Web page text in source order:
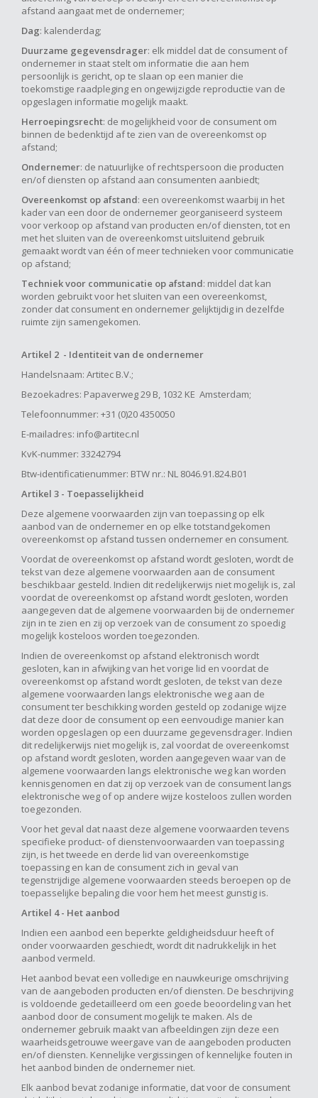
afstand aangaat met de ondernemer;
Dag: kalenderdag;
Duurzame gegevensdrager: elk middel dat de consument of
ondernemer in staat stelt om informatie die aan hem
persoonlijk is gericht, op te slaan op een manier die
toekomstige raadpleging en ongewijzigde reproductie van de
opgeslagen informatie mogelijk maakt.
Herroepingsrecht: de mogelijkheid voor de consument om
binnen de bedenktijd af te zien van de overeenkomst op
afstand;
Ondernemer: de natuurlijke of rechtspersoon die producten
en/of diensten op afstand aan consumenten aanbiedt;
Overeenkomst op afstand: een overeenkomst waarbij in het
kader van een door de ondernemer georganiseerd systeem
voor verkoop op afstand van producten en/of diensten, tot en
met het sluiten van de overeenkomst uitsluitend gebruik
gemaakt wordt van één of meer technieken voor communicatie
op afstand;
Techniek voor communicatie op afstand: middel dat kan
worden gebruikt voor het sluiten van een overeenkomst,
zonder dat consument en ondernemer gelijktijdig in dezelfde
ruimte zijn samengekomen.
Artikel 2 - Identiteit van de ondernemer
Handelsnaam: Artitec B.V.;
Bezoekadres: Papaverweg 29 B, 1032 KE Amsterdam;
Telefoonnummer: +31 (0)20 4350050
E-mailadres: info@artitec.nl
KvK-nummer: 33242794
Btw-identificatienummer: BTW nr.: NL 8046.91.824.B01
Artikel 3 - Toepasselijkheid
Deze algemene voorwaarden zijn van toepassing op elk
aanbod van de ondernemer en op elke totstandgekomen
overeenkomst op afstand tussen ondernemer en consument.
Voordat de overeenkomst op afstand wordt gesloten, wordt de
tekst van deze algemene voorwaarden aan de consument
beschikbaar gesteld. Indien dit redelijkerwijs niet mogelijk is, zal
voordat de overeenkomst op afstand wordt gesloten, worden
aangegeven dat de algemene voorwaarden bij de ondernemer
zijn in te zien en zij op verzoek van de consument zo spoedig
mogelijk kosteloos worden toegezonden.
Indien de overeenkomst op afstand elektronisch wordt
gesloten, kan in afwijking van het vorige lid en voordat de
overeenkomst op afstand wordt gesloten, de tekst van deze
algemene voorwaarden langs elektronische weg aan de
consument ter beschikking worden gesteld op zodanige wijze
dat deze door de consument op een eenvoudige manier kan
worden opgeslagen op een duurzame gegevensdrager. Indien
dit redelijkerwijs niet mogelijk is, zal voordat de overeenkomst
op afstand wordt gesloten, worden aangegeven waar van de
algemene voorwaarden langs elektronische weg kan worden
kennisgenomen en dat zij op verzoek van de consument langs
elektronische weg of op andere wijze kosteloos zullen worden
toegezonden.
Voor het geval dat naast deze algemene voorwaarden tevens
specifieke product- of dienstenvoorwaarden van toepassing
zijn, is het tweede en derde lid van overeenkomstige
toepassing en kan de consument zich in geval van
tegenstrijdige algemene voorwaarden steeds beroepen op de
toepasselijke bepaling die voor hem het meest gunstig is.
Artikel 4 - Het aanbod
Indien een aanbod een beperkte geldigheidsduur heeft of
onder voorwaarden geschiedt, wordt dit nadrukkelijk in het
aanbod vermeld.
Het aanbod bevat een volledige en nauwkeurige omschrijving
van de aangeboden producten en/of diensten. De beschrijving
is voldoende gedetailleerd om een goede beoordeling van het
aanbod door de consument mogelijk te maken. Als de
ondernemer gebruik maakt van afbeeldingen zijn deze een
waarheidsgetrouwe weergave van de aangeboden producten
en/of diensten. Kennelijke vergissingen of kennelijke fouten in
het aanbod binden de ondernemer niet.
Elk aanbod bevat zodanige informatie, dat voor de consument